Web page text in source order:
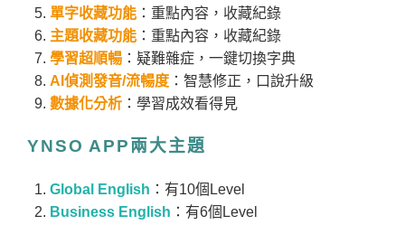
單字收藏功能 ：重點內容，收藏紀錄
主題收藏功能 ：重點內容，收藏紀錄
學習超順暢 ：疑難雜症，一鍵切換字典
AI偵測發音/流暢度 ：智慧修正，口說升級
數據化分析 ：學習成效看得見
YNSO APP兩大主題
Global English ：有10個Level
Business English ：有6個Level